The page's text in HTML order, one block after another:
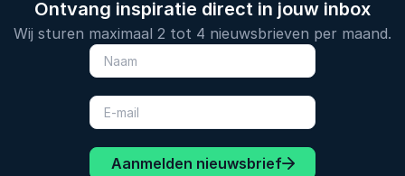
Ontvang inspiratie direct in jouw inbox
Wij sturen maximaal 2 tot 4 nieuwsbrieven per maand.
Aanmelden nieuwsbrief